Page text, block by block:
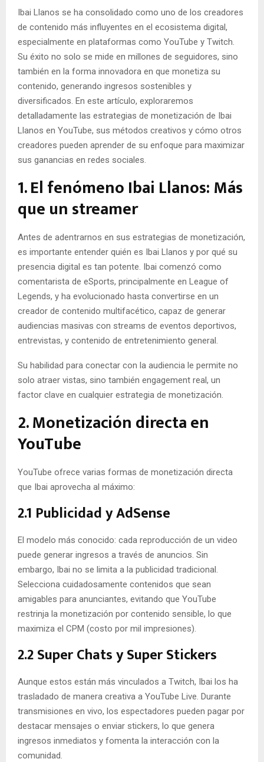
Ibai Llanos se ha consolidado como uno de los creadores
de contenido más influyentes en el ecosistema digital,
especialmente en plataformas como YouTube y Twitch.
Su éxito no solo se mide en millones de seguidores, sino
también en la forma innovadora en que monetiza su
contenido, generando ingresos sostenibles y
diversificados. En este artículo, exploraremos
detalladamente las estrategias de monetización de Ibai
Llanos en YouTube, sus métodos creativos y cómo otros
creadores pueden aprender de su enfoque para maximizar
sus ganancias en redes sociales.
1. El fenómeno Ibai Llanos: Más
que un streamer
Antes de adentrarnos en sus estrategias de monetización,
es importante entender quién es Ibai Llanos y por qué su
presencia digital es tan potente. Ibai comenzó como
comentarista de eSports, principalmente en League of
Legends, y ha evolucionado hasta convertirse en un
creador de contenido multifacético, capaz de generar
audiencias masivas con streams de eventos deportivos,
entrevistas, y contenido de entretenimiento general.
Su habilidad para conectar con la audiencia le permite no
solo atraer vistas, sino también engagement real, un
factor clave en cualquier estrategia de monetización.
2. Monetización directa en
YouTube
YouTube ofrece varias formas de monetización directa
que Ibai aprovecha al máximo:
2.1 Publicidad y AdSense
El modelo más conocido: cada reproducción de un video
puede generar ingresos a través de anuncios. Sin
embargo, Ibai no se limita a la publicidad tradicional.
Selecciona cuidadosamente contenidos que sean
amigables para anunciantes, evitando que YouTube
restrinja la monetización por contenido sensible, lo que
maximiza el CPM (costo por mil impresiones).
2.2 Super Chats y Super Stickers
Aunque estos están más vinculados a Twitch, Ibai los ha
trasladado de manera creativa a YouTube Live. Durante
transmisiones en vivo, los espectadores pueden pagar por
destacar mensajes o enviar stickers, lo que genera
ingresos inmediatos y fomenta la interacción con la
comunidad.